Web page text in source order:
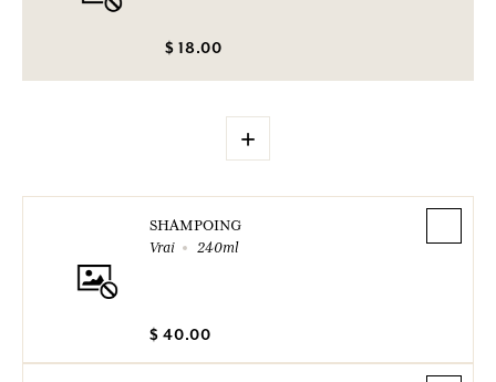
$ 18.00
+
SHAMPOING
Vrai
240ml
$ 40.00